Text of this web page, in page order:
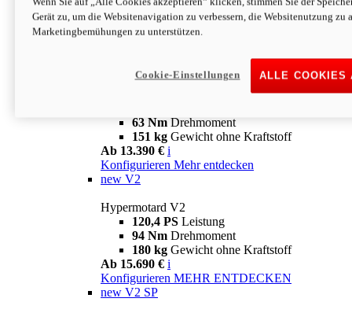
63 NmDrehmoment
151 kgGewicht ohne Kraftstoff
Ab 13.890 € i
63 Nm Drehmoment
151 kg Gewicht ohne Kraftstoff
Ab 13.390 € i
Konfigurieren Mehr entdecken
new V2
Hypermotard V2
120,4 PS Leistung
94 Nm Drehmoment
180 kg Gewicht ohne Kraftstoff
Ab 15.690 € i
Konfigurieren MEHR ENTDECKEN
new V2 SP
Gerät zu, um die Websitenavigation zu verbessern, die Websitenutzung zu
Marketingbemühungen zu unterstützen.
ALLE COOKIES
Cookie-Einstellungen